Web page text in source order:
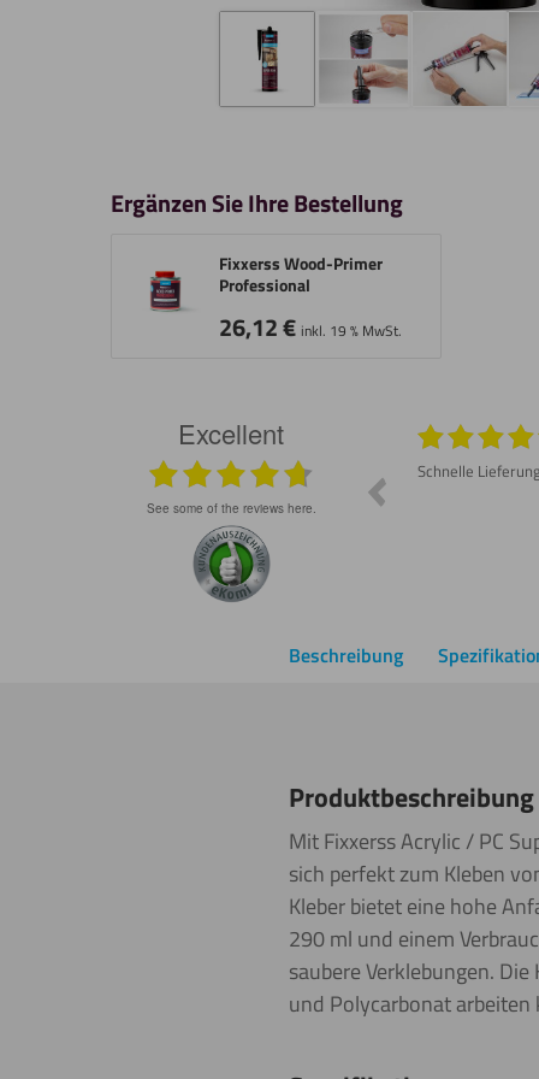
Ergänzen Sie Ihre Bestellung
Fixxerss Wood-Primer
Professional
26,12€ inkl. 19 % MwSt.
Excellent
see some of the reviews here.
Prompte Lieferung Material war wie
besprochen gut Lässt sich schneiden und
Schnelle
Beschreibung
Produktbeschreibung
Mit Fixxerss Acrylic / PC
sich perfekt zum Kleben
Kleber bietet eine hohe
290 ml und einem
saubere Verklebungen.
und Polycarbonat arbeiten